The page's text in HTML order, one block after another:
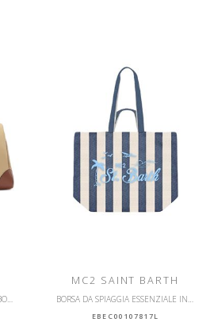
BORSA GIORNALIERA IN NYLON BORSA A MANO
MC2 SAINT BARTH
BORSA DA SPIAGGIA ESSENZIALE IN COTONE ESSENTIAL
EBEC00107817L